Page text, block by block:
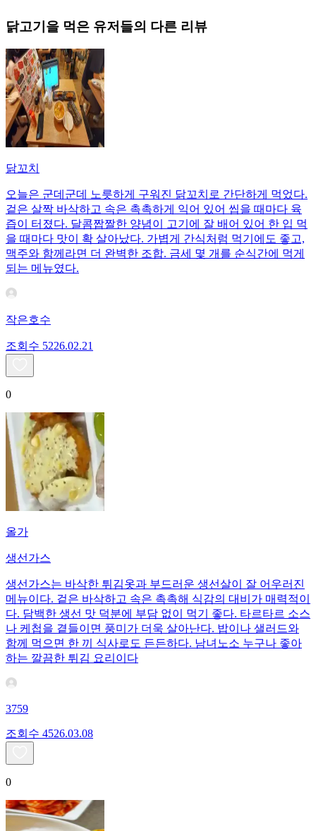
닭고기 을 먹은 유저들의 다른 리뷰
닭꼬치
오늘은 군데군데 노릇하게 구워진 닭꼬치로 간단하게 먹었다.
겉은 살짝 바삭하고 속은 촉촉하게 익어 있어 씹을 때마다 육
즙이 터졌다. 달콤짭짤한 양념이 고기에 잘 배어 있어 한 입 먹
을 때마다 맛이 확 살아났다. 가볍게 간식처럼 먹기에도 좋고,
맥주와 함께라면 더 완벽한 조합. 금세 몇 개를 순식간에 먹게
되는 메뉴였다.
작은호수
조회수 5226.02.21
0
올가
생선가스
생선가스는 바삭한 튀김옷과 부드러운 생선살이 잘 어우러진
메뉴이다. 겉은 바삭하고 속은 촉촉해 식감의 대비가 매력적이
다. 담백한 생선 맛 덕분에 부담 없이 먹기 좋다. 타르타르 소스
나 케첩을 곁들이면 풍미가 더욱 살아난다. 밥이나 샐러드와
함께 먹으면 한 끼 식사로도 든든하다. 남녀노소 누구나 좋아
하는 깔끔한 튀김 요리이다
3759
조회수 4526.03.08
0